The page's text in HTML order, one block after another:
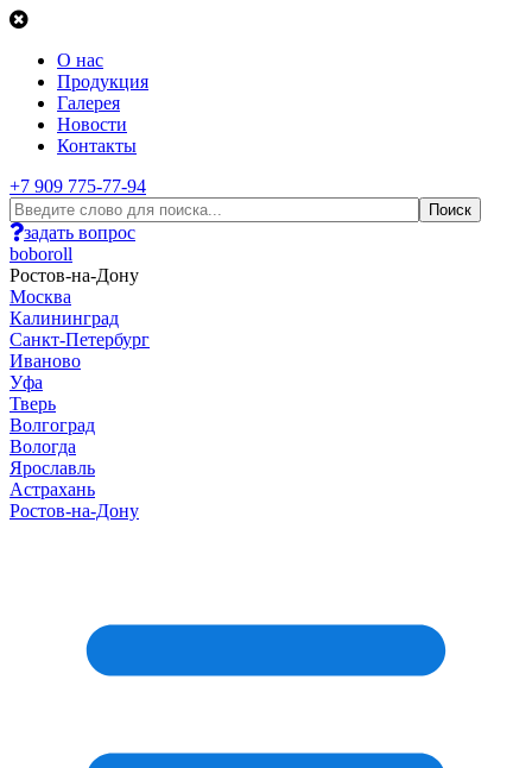
О нас
Продукция
Галерея
Новости
Контакты
+7 909 775-77-94
задать вопрос
boboroll
Ростов-на-Дону
Москва
Калининград
Санкт-Петербург
Иваново
Уфа
Тверь
Волгоград
Вологда
Ярославль
Астрахань
Ростов-на-Дону